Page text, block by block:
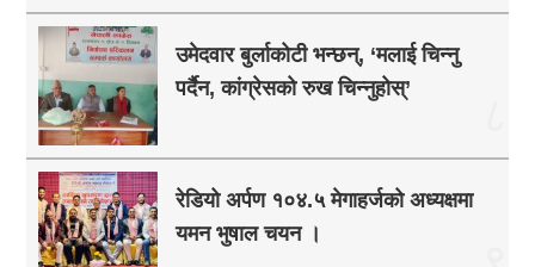
उमेदवार बुर्लाकोटी भन्छन्, ‘मलाई चिन्नु
पर्दैन, कांग्रेसको रुख चिन्नुहोस्’
रेडियो अर्पण १०४.५ मेगाहर्जको अध्यक्षमा
यमन भुषाल चयन ।